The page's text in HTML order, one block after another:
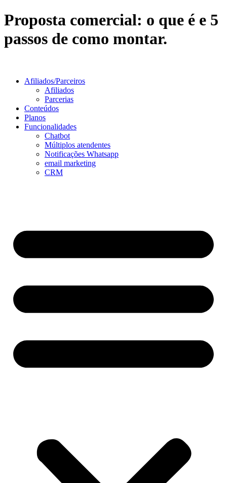
Proposta comercial: o que é e 5
passos de como montar.
Afiliados/Parceiros
Afiliados
Parcerias
Conteúdos
Planos
Funcionalidades
Chatbot
Múltiplos atendentes
Notificações Whatsapp
email marketing
CRM